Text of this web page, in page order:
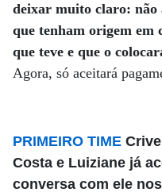
deixar muito claro: não
que tenham origem em
que teve e que o
Agora, só aceitará
PRIMEIRO TIME
Costa e Luiziane já
conversa com ele